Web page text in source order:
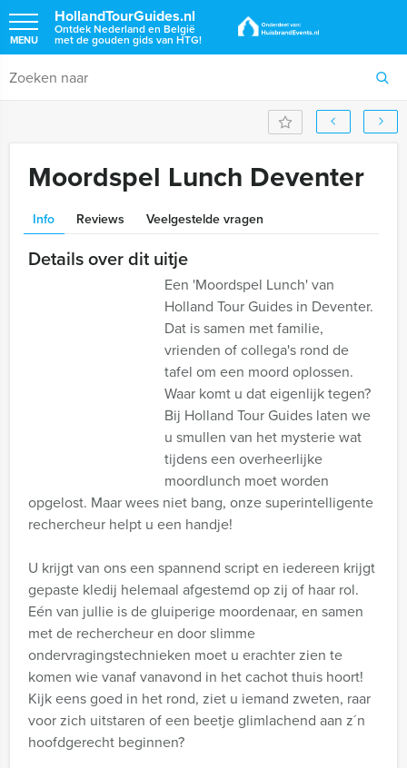
HollandTourGuides.nl
Ontdek Nederland en België
met de gouden gids van HTG!
MENU
Moordspel Lunch Deventer
Info Reviews Veelgestelde vragen
Details over dit uitje
Een 'Moordspel Lunch' van
Holland Tour Guides in Deventer.
Dat is samen met familie,
vrienden of collega's rond de
tafel om een moord oplossen.
Waar komt u dat eigenlijk tegen?
Bij Holland Tour Guides laten we
u smullen van het mysterie wat
tijdens een overheerlijke
moordlunch moet worden
opgelost. Maar wees niet bang, onze superintelligente
rechercheur helpt u een handje!
U krijgt van ons een spannend script en iedereen krijgt
gepaste kledij helemaal afgestemd op zij of haar rol.
Eén van jullie is de gluiperige moordenaar, en samen
met de rechercheur en door slimme
ondervragingstechnieken moet u erachter zien te
komen wie vanaf vanavond in het cachot thuis hoort!
Kijk eens goed in het rond, ziet u iemand zweten, raar
voor zich uitstaren of een beetje glimlachend aan z´n
hoofdgerecht beginnen?